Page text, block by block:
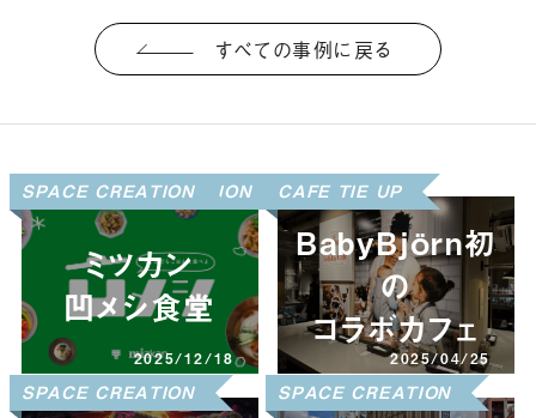
すべての事例に戻る
EXPERIENCE CREATION
SPACE CREATION
2025/12/18
ミツカン
凹メシ食堂
CAFE TIE UP
2025/04/25
BabyBjörn初
の
コラボカフェ
CAFE JACK
SPACE CREATION CAFE JACK
SPACE CREATION